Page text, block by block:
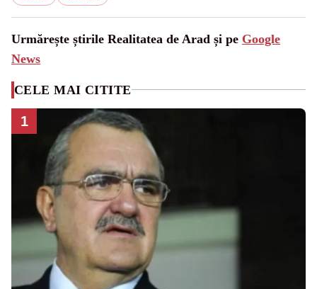
Urmărește știrile Realitatea de Arad și pe Google
News
CELE MAI CITITE
1